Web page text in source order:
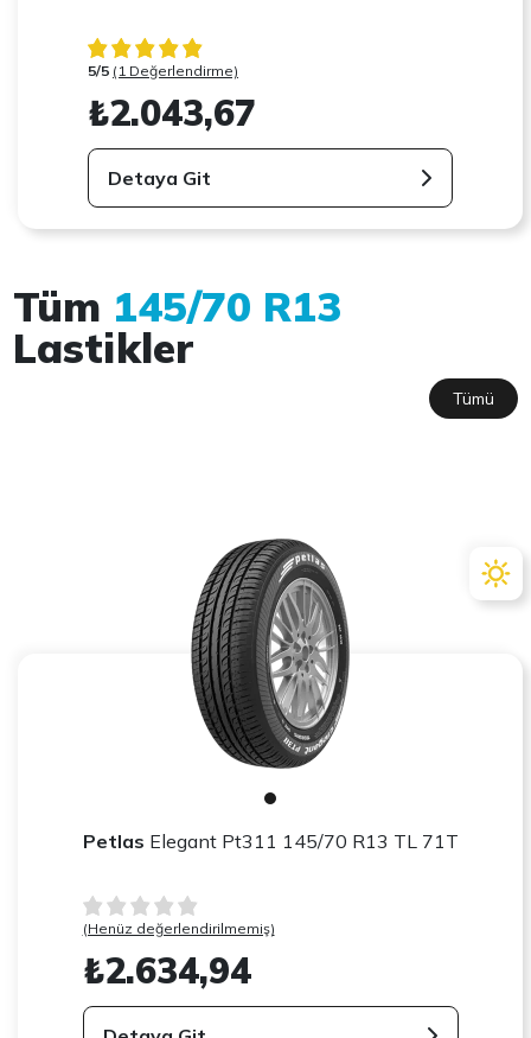
5/5 (1 Değerlendirme)
₺2.043,67
Detaya Git
Tüm 145/70 R13
Lastikler
Tümü
Petlas Elegant Pt311 145/70 R13 TL 71T
(Henüz değerlendirilmemiş)
₺2.634,94